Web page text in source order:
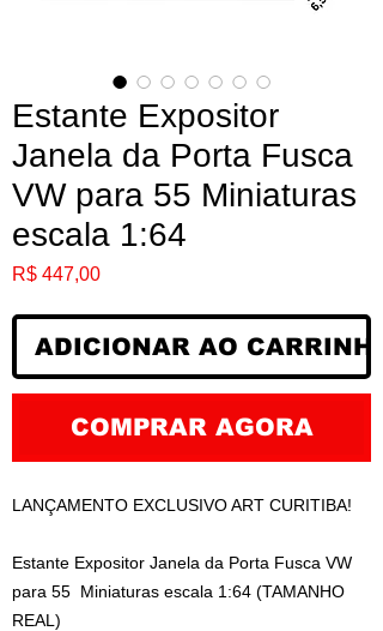
Estante Expositor
Janela da Porta Fusca
VW para 55 Miniaturas
escala 1:64
R$ 447,00Preço
ADICIONAR AO CARRINHO
COMPRAR AGORA
LANÇAMENTO EXCLUSIVO ART CURITIBA!
Estante Expositor Janela da Porta Fusca VW
para 55 Miniaturas escala 1:64 (TAMANHO
REAL)